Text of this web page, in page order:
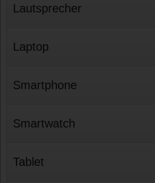
Lautsprecher
Laptop
Smartphone
Smartwatch
Tablet